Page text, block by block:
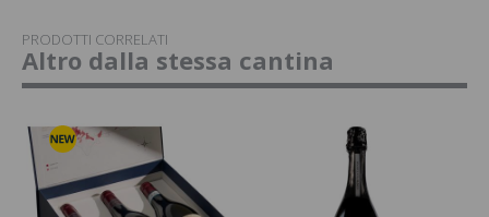
PRODOTTI CORRELATI
Altro dalla stessa cantina